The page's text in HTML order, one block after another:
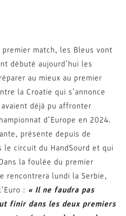
premier match, les Bleus vont
débuté aujourd’hui les
au mieux au premier
la Croatie qui s’annonce
déjà pu affronter
d’Europe en 2024.
présente depuis de
le circuit du HandSourd et qui
la foulée du premier
rencontrera lundi la Serbie,
: « Il ne faudra pas
finir dans les deux premiers